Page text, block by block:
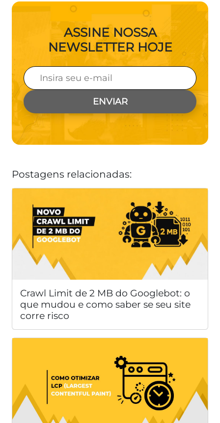
ASSINE NOSSA
NEWSLETTER HOJE
Postagens relacionadas:
Crawl Limit de 2 MB do Googlebot: o
que mudou e como saber se seu site
corre risco